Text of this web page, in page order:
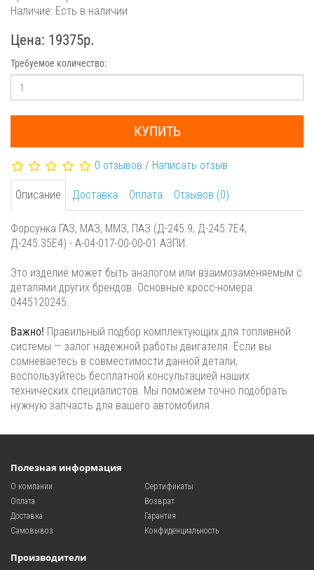
Наличие: Есть в наличии
Цена: 19375р.
Требуемое количество:
КУПИТЬ
0 отзывов / Написать отзыв
Описание Доставка Оплата Отзывов (0)
Форсунка ГАЗ, МАЗ, ММЗ, ПАЗ (Д-245.9, Д-245.7Е4,
Д-245.35Е4) - A-04-017-00-00-01 АЗПИ.
Это изделие может быть аналогом или взаимозаменяемым с
деталями других брендов. Основные кросс-номера:
0445120245.
Важно! Правильный подбор комплектующих для топливной
системы — залог надежной работы двигателя. Если вы
сомневаетесь в совместимости данной детали,
воспользуйтесь бесплатной консультацией наших
технических специалистов. Мы поможем точно подобрать
нужную запчасть для вашего автомобиля.
Полезная информация
О компании
Оплата
Доставка
Самовывоз
Сертификаты
Возврат
Гарантия
Конфиденциальность
Производители